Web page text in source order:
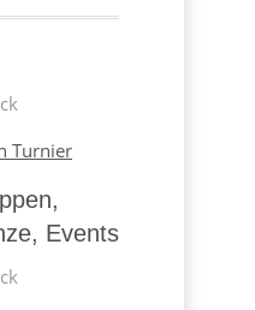
Turnier
Events